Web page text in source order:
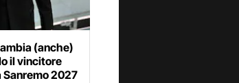
(anche)
il vincitore
Sanremo 2027